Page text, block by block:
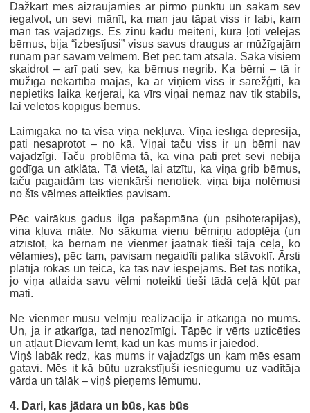
Dažkārt mēs aizraujamies ar pirmo punktu un sākam sev
iegalvot, un sevi mānīt, ka man jau tāpat viss ir labi, kam
man tas vajadzīgs. Es zinu kādu meiteni, kura ļoti vēlējās
bērnus, bija “izbesījusi” visus savus draugus ar mūžīgajām
runām par savām vēlmēm. Bet pēc tam atsala. Sāka visiem
skaidrot – arī pati sev, ka bērnus negrib. Ka bērni – tā ir
mūžīgā nekārtība mājās, ka ar viņiem viss ir sarežģīti, ka
nepietiks laika kerjerai, ka vīrs viņai nemaz nav tik stabils,
lai vēlētos kopīgus bērnus.
Laimīgāka no tā visa viņa nekļuva. Viņa ieslīga depresijā,
pati nesaprotot – no kā. Viņai taču viss ir un bērni nav
vajadzīgi. Taču problēma tā, ka viņa pati pret sevi nebija
godīga un atklāta. Tā vietā, lai atzītu, ka viņa grib bērnus,
taču pagaidām tas vienkārši nenotiek, viņa bija nolēmusi
no šīs vēlmes atteikties pavisam.
Pēc vairākus gadus ilga pašapmāna (un psihoterapijas),
viņa kļuva māte. No sākuma vienu bērniņu adoptēja (un
atzīstot, ka bērnam ne vienmēr jāatnāk tieši tajā ceļā, ko
vēlamies), pēc tam, pavisam negaidīti palika stāvoklī. Ārsti
plātīja rokas un teica, ka tas nav iespējams. Bet tas notika,
jo viņa atlaida savu vēlmi noteikti tieši tādā ceļā kļūt par
māti.
Ne vienmēr mūsu vēlmju realizācija ir atkarīga no mums.
Un, ja ir atkarīga, tad nenozīmīgi. Tāpēc ir vērts uzticēties
un atļaut Dievam lemt, kad un kas mums ir jāiedod.
Viņš labāk redz, kas mums ir vajadzīgs un kam mēs esam
gatavi. Mēs it kā būtu uzrakstījuši iesniegumu uz vadītāja
vārda un tālāk – viņš pieņems lēmumu.
4. Dari, kas jādara un būs, kas būs